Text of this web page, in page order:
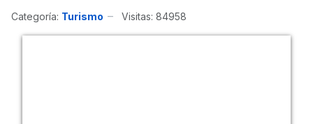
Categoría: Turismo Visitas: 84958